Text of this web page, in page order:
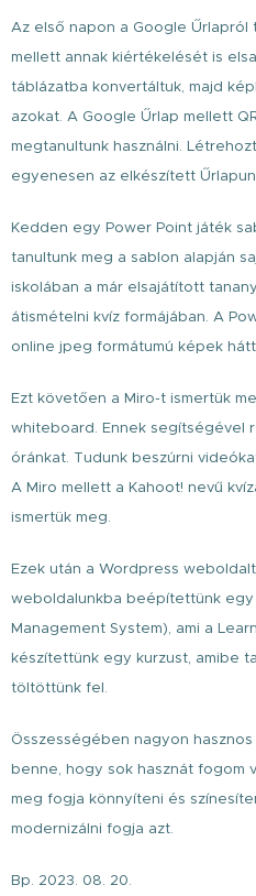
Az első napon a Google Űrlapról
mellett annak kiértékelését is
táblázatba konvertáltuk, majd
azokat. A Google Űrlap mellett
megtanultunk használni.
egyenesen az elkészített
Kedden egy Power Point játék
tanultunk meg a sablon alapján
iskolában a már elsajátított
átismételni kvíz formájában. A
online jpeg formátumú képek
Ezt követően a Miro-t ismertük
whiteboard. Ennek
óránkat. Tudunk beszúrni
A Miro mellett a Kahoot! nevű
ismertük meg.
Ezek után a Wordpress
weboldalunkba beépítettünk egy
Management System), ami a
készítettünk egy kurzust, amibe
töltöttünk fel.
Összességében nagyon
benne, hogy sok hasznát fogom
meg fogja könnyíteni és
modernizálni fogja azt.
Bp. 2023. 08. 20.